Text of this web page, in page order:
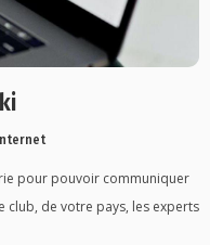
pour pouvoir communiquer
club, de votre pays, les experts